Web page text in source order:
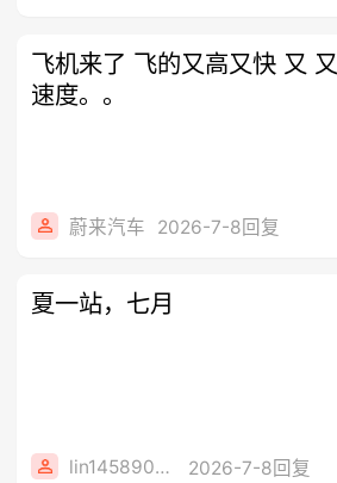
飞机来了 飞的又高又快 又 又
速度。。
蔚来汽车 2026-7-8回复
夏一站，七月
lin14589077 2026-7-8回复